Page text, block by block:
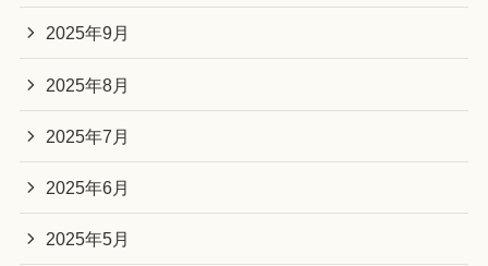
2025年9月
2025年8月
2025年7月
2025年6月
2025年5月